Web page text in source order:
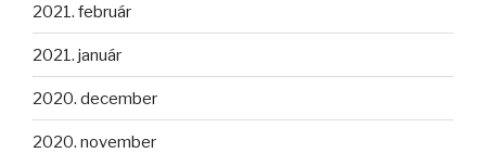
2021. február
2021. január
2020. december
2020. november